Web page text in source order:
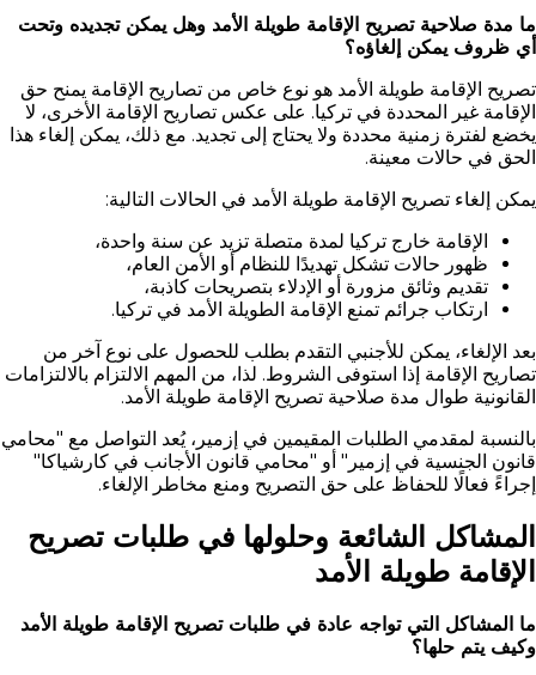
ما مدة صلاحية تصريح الإقامة طويلة الأمد وهل يمكن تجديده وتحت
أي ظروف يمكن إلغاؤه؟
تصريح الإقامة طويلة الأمد هو نوع خاص من تصاريح الإقامة يمنح حق
الإقامة غير المحددة في تركيا. على عكس تصاريح الإقامة الأخرى، لا
يخضع لفترة زمنية محددة ولا يحتاج إلى تجديد. مع ذلك، يمكن إلغاء هذا
الحق في حالات معينة.
يمكن إلغاء تصريح الإقامة طويلة الأمد في الحالات التالية:
الإقامة خارج تركيا لمدة متصلة تزيد عن سنة واحدة،
ظهور حالات تشكل تهديدًا للنظام أو الأمن العام،
تقديم وثائق مزورة أو الإدلاء بتصريحات كاذبة،
ارتكاب جرائم تمنع الإقامة الطويلة الأمد في تركيا.
بعد الإلغاء، يمكن للأجنبي التقدم بطلب للحصول على نوع آخر من
تصاريح الإقامة إذا استوفى الشروط. لذا، من المهم الالتزام بالالتزامات
القانونية طوال مدة صلاحية تصريح الإقامة طويلة الأمد.
بالنسبة لمقدمي الطلبات المقيمين في إزمير، يُعد التواصل مع "محامي
قانون الجنسية في إزمير" أو "محامي قانون الأجانب في كارشياكا"
إجراءً فعالًا للحفاظ على حق التصريح ومنع مخاطر الإلغاء.
المشاكل الشائعة وحلولها في طلبات تصريح
الإقامة طويلة الأمد
ما المشاكل التي تواجه عادة في طلبات تصريح الإقامة طويلة الأمد
وكيف يتم حلها؟